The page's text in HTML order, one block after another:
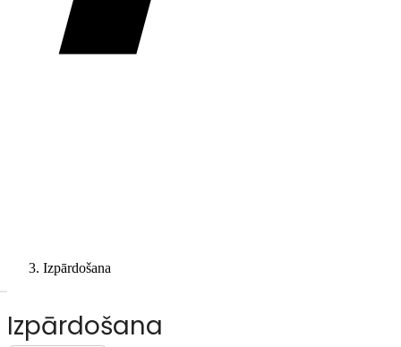
Izpārdošana
Izpārdošana